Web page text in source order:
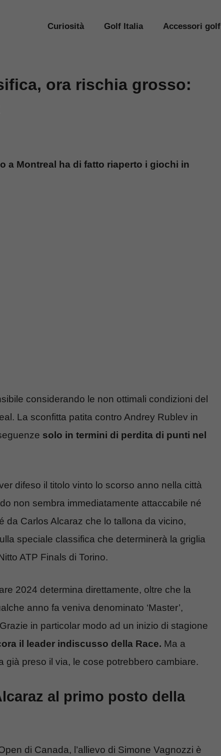
Curiosità Golf Italia Accessori golf
ora rischia grosso:
a Montreal ha di fatto riaperto i giochi in
considerando le non ottimali condizioni del
La sconfitta patita contro Andrey Rublev in
solo in termini di perdita di punti nel
difeso il titolo vinto lo scorso anno nella città
non sembra immediatamente attaccabile né
da Carlos Alcaraz che lo tallona da vicino,
speciale classifica che determinerà la griglia
ATP Finals di Torino.
2024 determina direttamente, oltre che la
anno fa veniva denominato ‘Master’,
in particolar modo ad un inizio di stagione
il leader indiscusso della Race. Ma a
già preso il via, le cose potrebbero cambiare.
al primo posto della
di Canada, l’allievo di Simone Vagnozzi è